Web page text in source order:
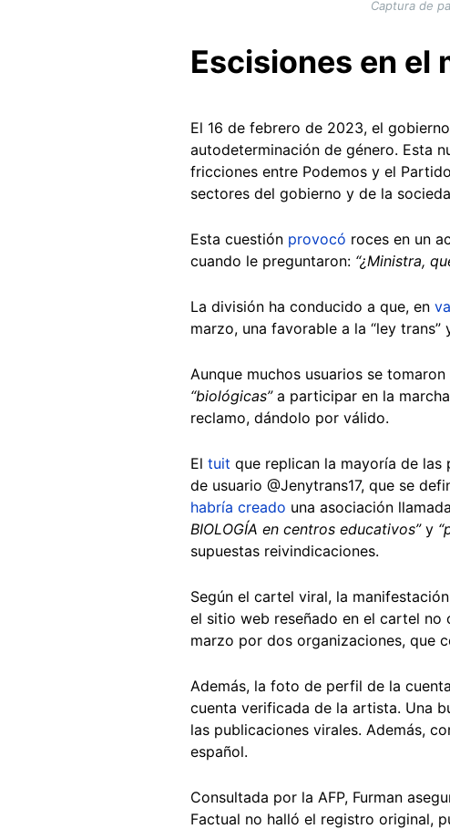
Captura de
Escisiones en el
El 16 de febrero de 2023, el
autodeterminación de género. Esta
fricciones entre Podemos y el
sectores del gobierno y de la
Esta cuestión provocó roces en un
cuando le preguntaron: “¿Ministra,
La división ha conducido a que, en
marzo, una favorable a la “ley
Aunque muchos usuarios se
“biológicas” a participar en la
reclamo, dándolo por válido.
El tuit que replican la mayoría de
de usuario @Jenytrans17, que se
habría creado una asociación llamada
BIOLOGÍA en centros educativos”y
supuestas reivindicaciones.
Según el cartel viral, la
el sitio web reseñado en el cartel no
marzo por dos organizaciones, que
Además, la foto de perfil de la
cuenta verificada de la artista. Una
las publicaciones virales. Además,
español.
Consultada por la AFP, Furman
Factual no halló el registro original,